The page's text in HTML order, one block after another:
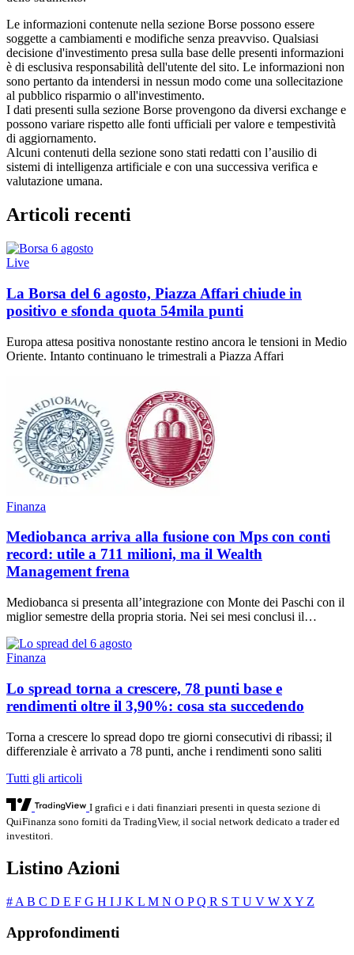
Le informazioni contenute nella sezione Borse possono essere
soggette a cambiamenti e modifiche senza preavviso. Qualsiasi
decisione d'investimento presa sulla base delle presenti informazioni
è di esclusiva responsabilità dell'utente del sito. Le informazioni non
sono pertanto da intendersi in nessun modo come una sollecitazione
al pubblico risparmio o all'investimento.
I dati presenti sulla sezione Borse provengono da diversi exchange e
possono variare rispetto alle fonti ufficiali per valore e tempestività
di aggiornamento.
Alcuni contenuti della sezione sono stati redatti con l’ausilio di
sistemi di intelligenza artificiale e con una successiva verifica e
valutazione umana.
Articoli recenti
Live
La Borsa del 6 agosto, Piazza Affari chiude in
positivo e sfonda quota 54mila punti
Europa attesa positiva nonostante restino ancora le tensioni in Medio
Oriente. Intanto continuano le trimestrali a Piazza Affari
Finanza
Mediobanca arriva alla fusione con Mps con conti
record: utile a 711 milioni, ma il Wealth
Management frena
Mediobanca si presenta all’integrazione con Monte dei Paschi con il
miglior semestre della propria storia. Nei sei mesi conclusi il…
Finanza
Lo spread torna a crescere, 78 punti base e
rendimenti oltre il 3,90%: cosa sta succedendo
Torna a crescere lo spread dopo tre giorni consecutivi di ribassi; il
differenziale è arrivato a 78 punti, anche i rendimenti sono saliti
Tutti gli articoli
I grafici e i dati finanziari presenti in questa sezione di
QuiFinanza sono forniti da TradingView, il social network dedicato a trader ed
investitori.
Listino Azioni
# A B C D E F G H I J K L M N O PQ R S T U V W X Y Z
Approfondimenti